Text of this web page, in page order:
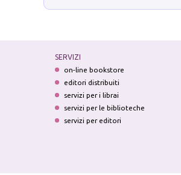
SERVIZI
on-line bookstore
editori distribuiti
servizi per i librai
servizi per le biblioteche
servizi per editori